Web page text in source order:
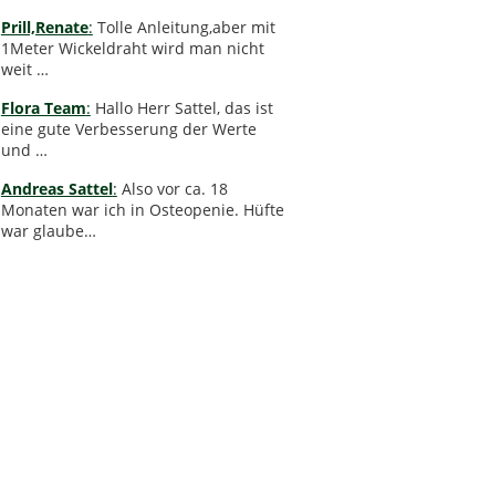
Prill,Renate: Tolle Anleitung,aber mit
1Meter Wickeldraht wird man nicht
weit …
Flora Team: Hallo Herr Sattel, das ist
eine gute Verbesserung der Werte
und …
Andreas Sattel: Also vor ca. 18
Monaten war ich in Osteopenie. Hüfte
war glaube…